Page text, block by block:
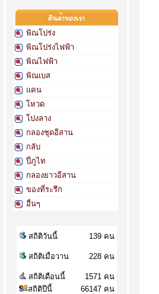
พิณโปร่ง
พิณโปร่งไฟฟ้า
พิณไฟฟ้า
พิณเบส
แคน
โหวด
โปงลาง
กลองชุดอีสาน
กลับ
ปี่ภูไท
กลองยาวอีสาน
ของที่ระรึก
อื่นๆ
สถิติวันนี้ 139 คน
สถิติเมื่อวาน 228 คน
สถิติเดือนนี้
สถิติปีนี้
1571 คน
66147 คน